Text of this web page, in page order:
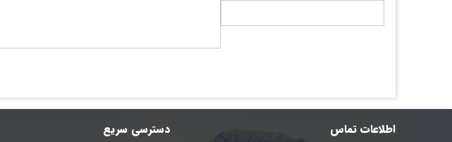
اطلاعات تماس
دسترسی سریع